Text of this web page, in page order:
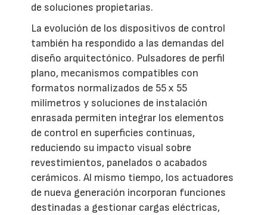
de soluciones propietarias.
La evolución de los dispositivos de control
también ha respondido a las demandas del
diseño arquitectónico. Pulsadores de perfil
plano, mecanismos compatibles con
formatos normalizados de 55 x 55
milímetros y soluciones de instalación
enrasada permiten integrar los elementos
de control en superficies continuas,
reduciendo su impacto visual sobre
revestimientos, panelados o acabados
cerámicos. Al mismo tiempo, los actuadores
de nueva generación incorporan funciones
destinadas a gestionar cargas eléctricas,